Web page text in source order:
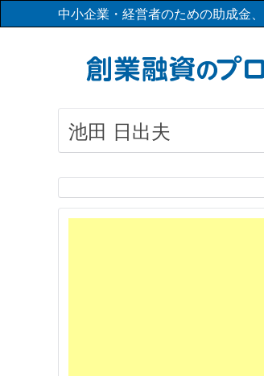
中小企業・経営者のための助成金
池田 日出夫